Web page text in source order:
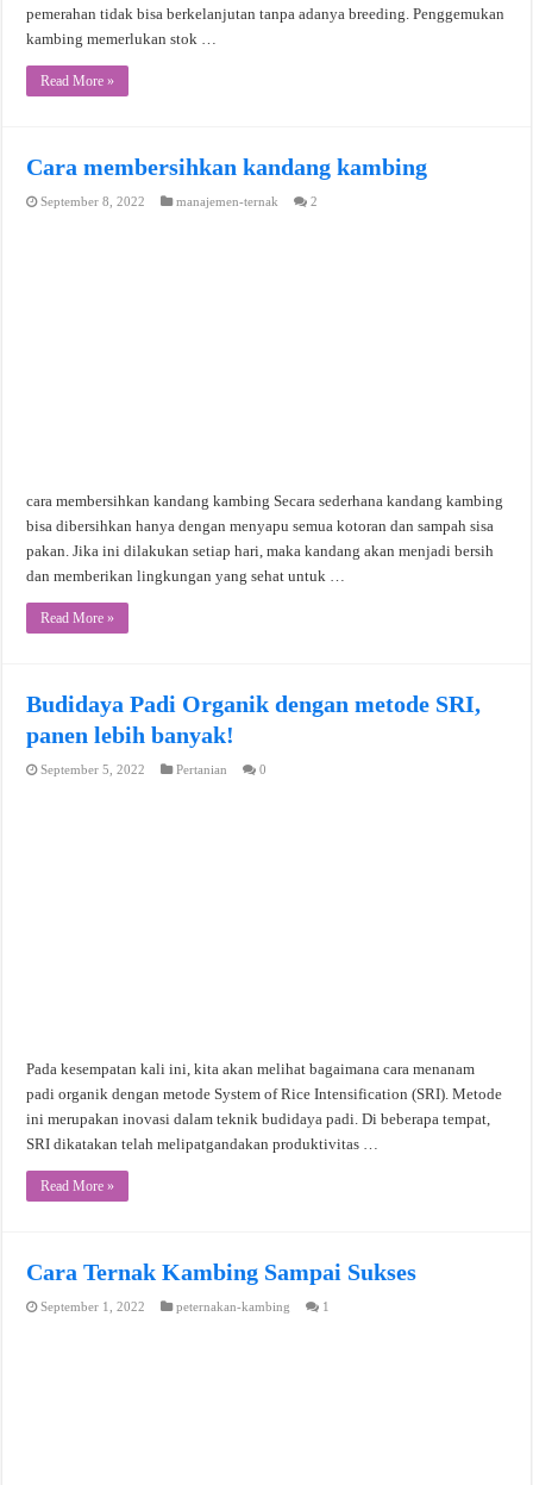
pemerahan tidak bisa berkelanjutan tanpa adanya breeding. Penggemukan
kambing memerlukan stok …
Read More »
Cara membersihkan kandang kambing
September 8, 2022 manajemen-ternak 2
cara membersihkan kandang kambing Secara sederhana kandang kambing
bisa dibersihkan hanya dengan menyapu semua kotoran dan sampah sisa
pakan. Jika ini dilakukan setiap hari, maka kandang akan menjadi bersih
dan memberikan lingkungan yang sehat untuk …
Read More »
Budidaya Padi Organik dengan metode SRI,
panen lebih banyak!
September 5, 2022 Pertanian 0
Pada kesempatan kali ini, kita akan melihat bagaimana cara menanam
padi organik dengan metode System of Rice Intensification (SRI). Metode
ini merupakan inovasi dalam teknik budidaya padi. Di beberapa tempat,
SRI dikatakan telah melipatgandakan produktivitas …
Read More »
Cara Ternak Kambing Sampai Sukses
September 1, 2022 peternakan-kambing 1